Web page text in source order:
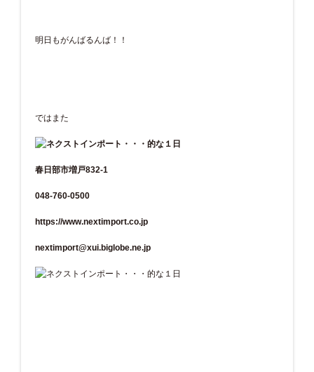
明日もがんばるんば！！
ではまた
春日部市増戸832-1
048-760-0500
https://www.nextimport.co.jp
nextimport@xui.biglobe.ne.jp